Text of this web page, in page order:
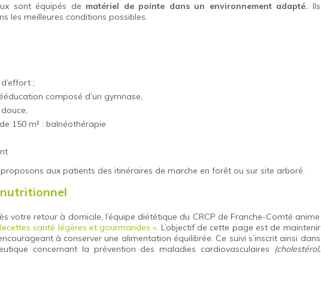
sont équipés de matériel de pointe dans un environnement adapté. Ils
les meilleures conditions possibles.
;
composé d’un gymnase,
150 m² : balnéothérapie
aux patients des itinéraires de marche en forêt ou sur site arboré.
votre retour à domicile, l’équipe diététique du CRCP de Franche-Comté anime
santé légères et gourmandes ». L’objectif de cette page est de maintenir
à conserver une alimentation équilibrée. Ce suivi s’inscrit ainsi dans
concernant la prévention des maladies cardiovasculaires (cholestérol,